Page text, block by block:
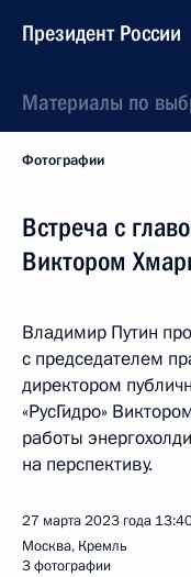
Президент России
Материалы по
Фотографии
Встреча с
Виктором
Владимир Путин
с председателем
директором
«РусГидро»
работы
на перспективу.
27 марта 2023 года
Москва, Кремль
3 фотографии